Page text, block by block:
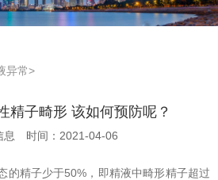
异常>
精子畸形 该如何预防呢？
息 时间：2021-04-06
的精子少于50%，即精液中畸形精子超过